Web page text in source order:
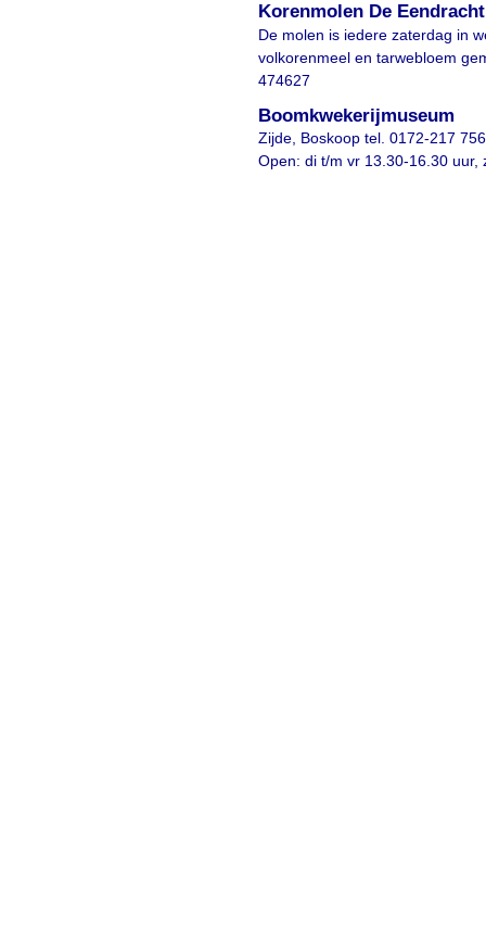
Korenmolen De Eendracht
De molen is iedere zaterdag in
volkorenmeel en tarwebloem
474627
Boomkwekerijmuseum
Zijde, Boskoop tel. 0172-217 756
Open: di t/m vr 13.30-16.30 uur,